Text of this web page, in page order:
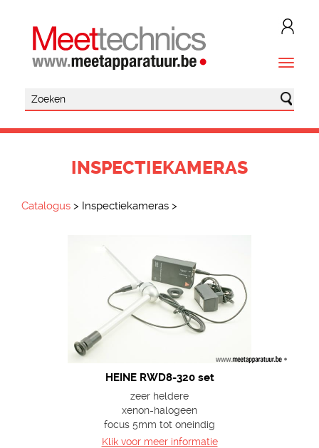
INSPECTIEKAMERAS
Catalogus > Inspectiekameras >
HEINE RWD8-320 set
zeer heldere
xenon-halogeen
focus 5mm tot oneindig
Klik voor meer informatie